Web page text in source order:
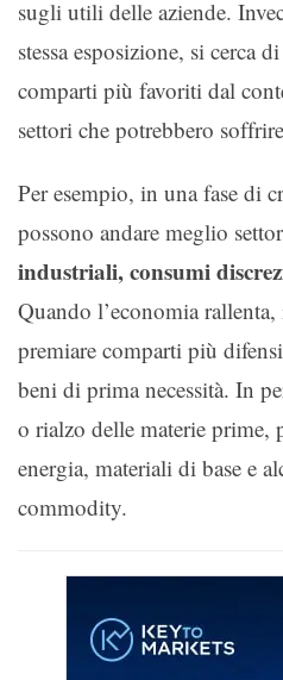
sugli utili delle aziende.
stessa esposizione, si cerca
comparti più favoriti dal
settori che potrebbero
Per esempio, in una fase di
possono andare meglio
industriali, consumi
Quando l’economia
premiare comparti più
beni di prima necessità. In
o rialzo delle materie prime,
energia, materiali di base e
commodity.